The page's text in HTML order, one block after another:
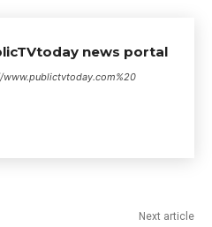
news portal
Next article